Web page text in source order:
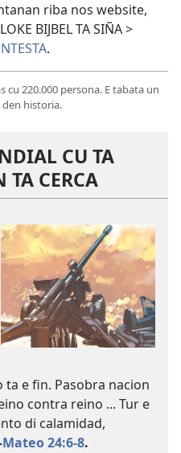
riba nos website,
BIJBEL TA SIÑA >
.
cu 220.000 persona. E tabata un
historia.
CU TA
TA CERCA
ta e fin. Pasobra nacion
contra reino ... Tur e
di calamidad,
Mateo 24:6-8.